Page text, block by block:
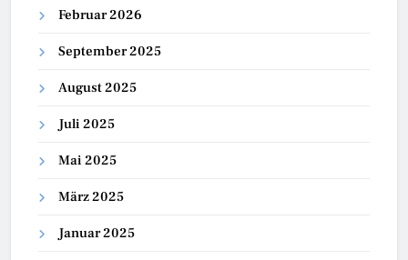
Februar 2026
September 2025
August 2025
Juli 2025
Mai 2025
März 2025
Januar 2025